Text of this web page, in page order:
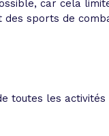
car cela
des sports de
toutes les activités